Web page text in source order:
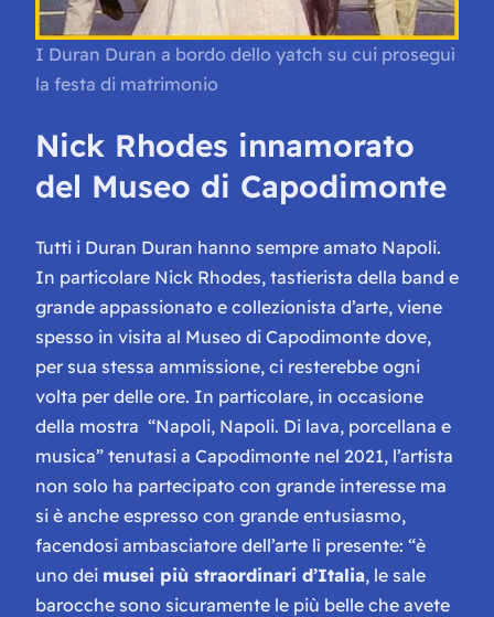
I Duran Duran a bordo dello yatch su cui proseguì
la festa di matrimonio
Nick Rhodes innamorato
del Museo di Capodimonte
Tutti i Duran Duran hanno sempre amato Napoli.
In particolare Nick Rhodes, tastierista della band e
grande appassionato e collezionista d’arte, viene
spesso in visita al Museo di Capodimonte dove,
per sua stessa ammissione, ci resterebbe ogni
volta per delle ore. In particolare, in occasione
della mostra “Napoli, Napoli. Di lava, porcellana e
musica” tenutasi a Capodimonte nel 2021, l’artista
non solo ha partecipato con grande interesse ma
si è anche espresso con grande entusiasmo,
facendosi ambasciatore dell’arte lì presente: “è
uno dei musei più straordinari d’Italia, le sale
barocche sono sicuramente le più belle che avete